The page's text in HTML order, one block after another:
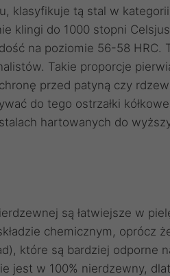
klasyfikuje tą stal w
klingi do 1000 stopni
na poziomie 56-58 HRC.
Takie proporcje
przed patyną czy
do tego ostrzałki
hartowanych do
są łatwiejsze w
chemicznym, oprócz
które są bardziej odporne
jest w 100% nierdzewny,